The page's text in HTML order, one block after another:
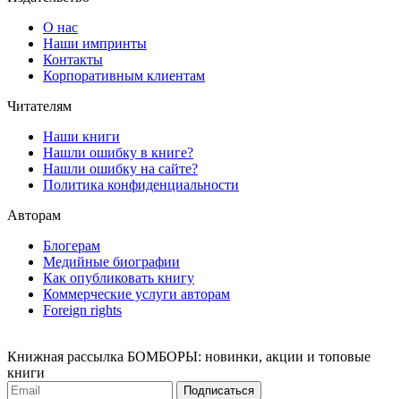
О нас
Наши импринты
Контакты
Корпоративным клиентам
Читателям
Наши книги
Нашли ошибку в книге?
Нашли ошибку на сайте?
Политика конфиденциальности
Авторам
Блогерам
Медийные биографии
Как опубликовать книгу
Коммерческие услуги авторам
Foreign rights
Книжная рассылка БОМБОРЫ: новинки, акции и топовые
книги
Подписаться